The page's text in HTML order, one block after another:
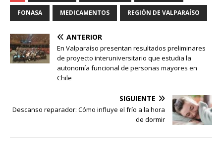
FONASA MEDICAMENTOS REGIÓN DE VALPARAÍSO
ANTERIOR
En Valparaíso presentan resultados preliminares
de proyecto interuniversitario que estudia la
autonomía funcional de personas mayores en
Chile
SIGUIENTE
Descanso reparador: Cómo influye el frío a la hora
de dormir